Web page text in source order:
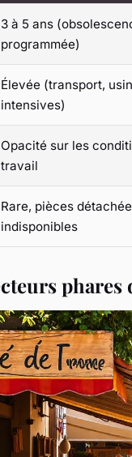
3 à 5 ans
programmée)
Élevée (transport,
intensives)
Opacité sur les
travail
Rare, pièces
indisponibles